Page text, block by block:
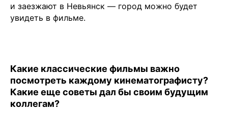
и заезжают в Невьянск — город можно будет
увидеть в фильме.
Какие классические фильмы важно
посмотреть каждому кинематографисту?
Какие еще советы дал бы своим будущим
коллегам?